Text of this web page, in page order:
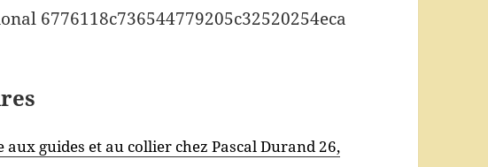
guides et au collier chez Pascal Durand 26,